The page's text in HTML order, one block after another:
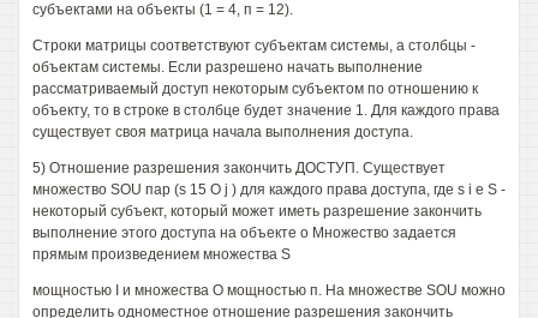
субъектами на объекты (1 = 4, п = 12).
Строки матрицы соответствуют субъектам системы, а столбцы -
объектам системы. Если разрешено начать выполнение
рассматриваемый доступ некоторым субъектом по отношению к
объекту, то в строке в столбце будет значение 1. Для каждого права
существует своя матрица начала выполнения доступа.
5) Отношение разрешения закончить ДОСТУП. Существует
множество SOU пар (s 15 О j ) для каждого права доступа, где s i е S -
некоторый субъект, который может иметь разрешение закончить
выполнение этого доступа на объекте о Множество задается
прямым произведением множества S
мощностью I и множества О мощностью п. На множестве SOU можно
определить одноместное отношение разрешения закончить